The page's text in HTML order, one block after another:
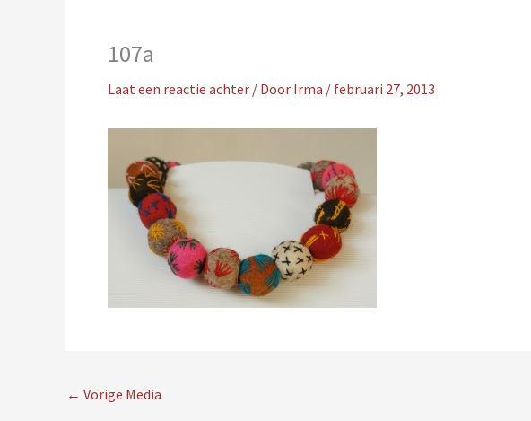
107a
Laat een reactie achter / Door Irma / februari 27, 2013
← Vorige Media